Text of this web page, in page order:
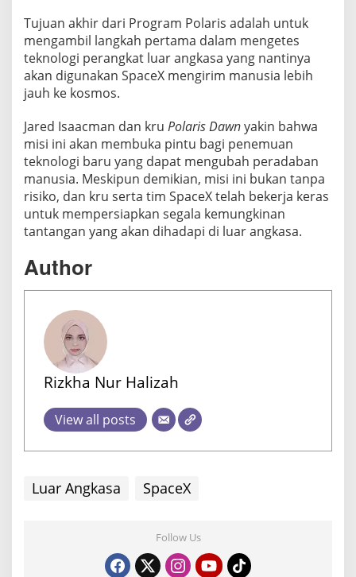
Tujuan akhir dari Program Polaris adalah untuk
mengambil langkah pertama dalam mengetes
teknologi perangkat luar angkasa yang nantinya
akan digunakan SpaceX mengirim manusia lebih
jauh ke kosmos.
Jared Isaacman dan kru Polaris Dawnyakin bahwa
misi ini akan membuka pintu bagi penemuan
teknologi baru yang dapat mengubah peradaban
manusia. Meskipun demikian, misi ini bukan tanpa
risiko, dan kru serta tim SpaceX telah bekerja keras
untuk mempersiapkan segala kemungkinan
tantangan yang akan dihadapi di luar angkasa.
Author
Rizkha Nur Halizah
View all posts
Luar Angkasa SpaceX
Follow Us